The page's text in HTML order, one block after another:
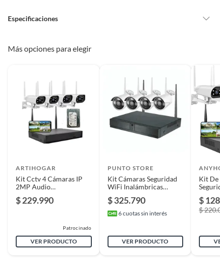
Pinturas de un color a solicitud.
De uso personal.
Especificaciones
País de origen
Nuevo
Plazo de
disponibilidad de
repuestos
Garantía Legal
Ubicación Interior
Duración en
Normal
Más opciones para elegir
ARTIHOGAR
Kit Cctv 4 Cámaras IP
2MP Audio
Nocturna Color Disco 1
$ 229.990
Patrocinado
VER PRODUCTO
PUNTO STORE
Kit Cámaras Seguridad
WiFi Inalámbricas
$ 325.790
6cuotas sin interés
VER PRODUCTO
Kit De
$
$